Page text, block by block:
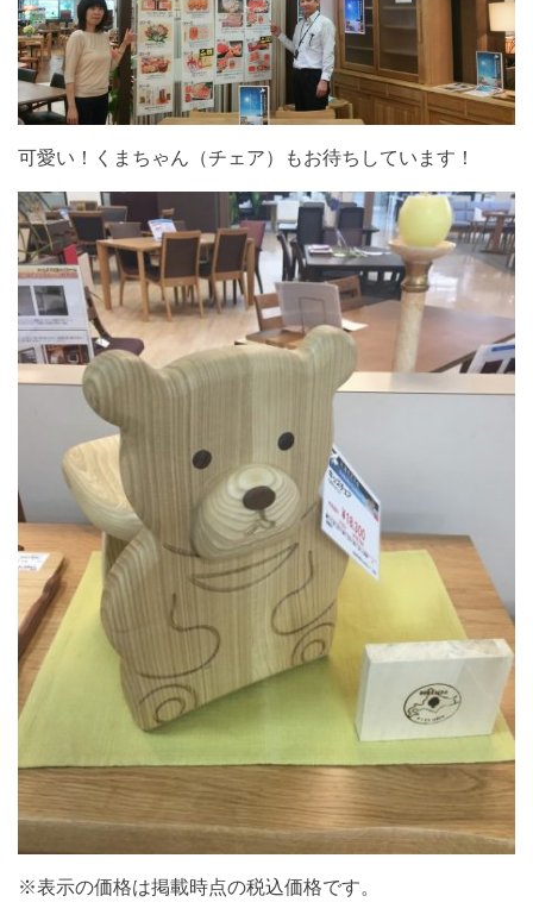
可愛い！くまちゃん（チェア）もお待ちしています！
※表示の価格は掲載時点の税込価格です。